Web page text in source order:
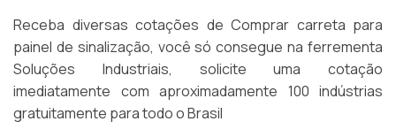
Receba diversas cotações de Comprar carreta para
painel de sinalização, você só consegue na ferrementa
Soluções Industriais, solicite uma cotação
imediatamente com aproximadamente 100 indústrias
gratuitamente para todo o Brasil